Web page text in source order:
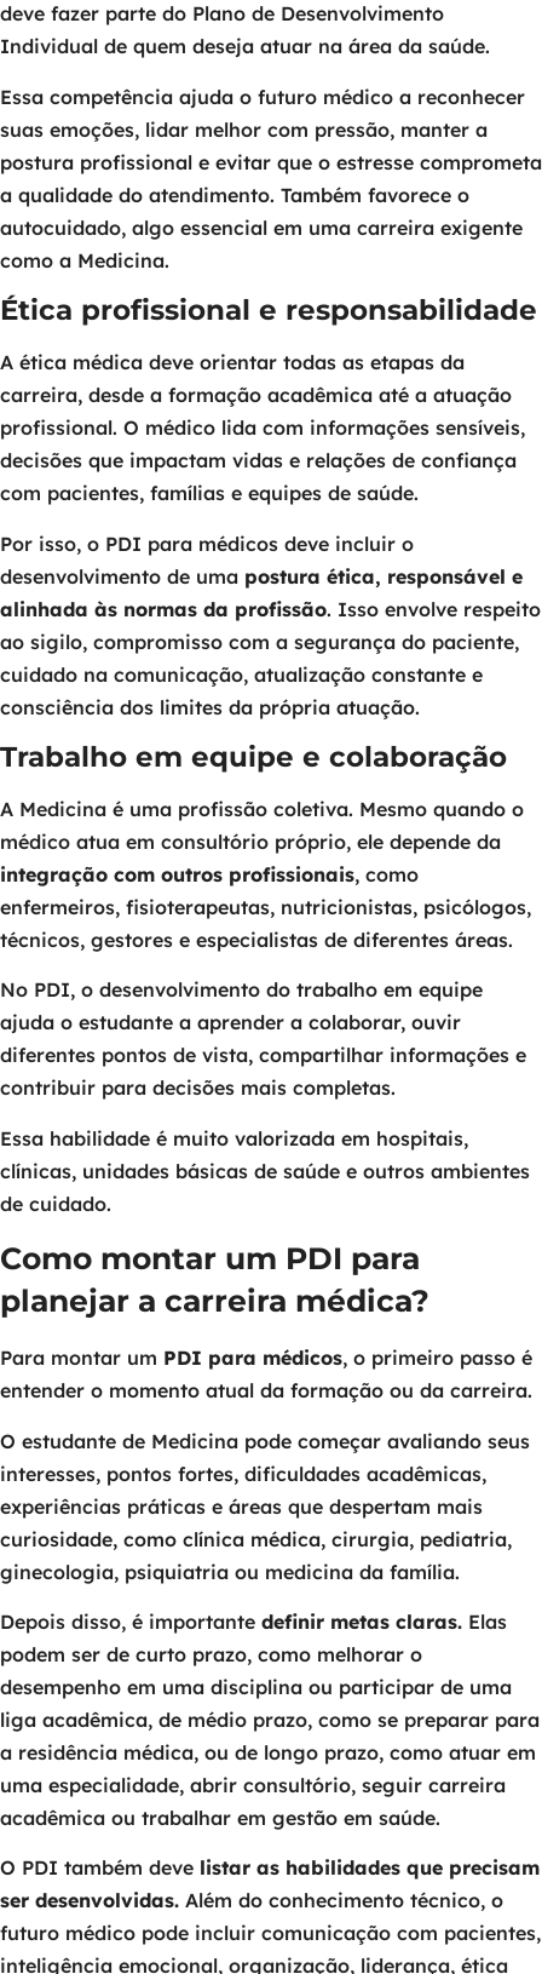
deve fazer parte do Plano de Desenvolvimento
Individual de quem deseja atuar na área da saúde.
Essa competência ajuda o futuro médico a reconhecer
suas emoções, lidar melhor com pressão, manter a
postura profissional e evitar que o estresse comprometa
a qualidade do atendimento. Também favorece o
autocuidado, algo essencial em uma carreira exigente
como a Medicina.
Ética profissional e responsabilidade
A ética médica deve orientar todas as etapas da
carreira, desde a formação acadêmica até a atuação
profissional. O médico lida com informações sensíveis,
decisões que impactam vidas e relações de confiança
com pacientes, famílias e equipes de saúde.
Por isso, o PDI para médicos deve incluir o
desenvolvimento de uma postura ética, responsável e
alinhada às normas da profissão. Isso envolve respeito
ao sigilo, compromisso com a segurança do paciente,
cuidado na comunicação, atualização constante e
consciência dos limites da própria atuação.
Trabalho em equipe e colaboração
A Medicina é uma profissão coletiva. Mesmo quando o
médico atua em consultório próprio, ele depende da
integração com outros profissionais, como
enfermeiros, fisioterapeutas, nutricionistas, psicólogos,
técnicos, gestores e especialistas de diferentes áreas.
No PDI, o desenvolvimento do trabalho em equipe
ajuda o estudante a aprender a colaborar, ouvir
diferentes pontos de vista, compartilhar informações e
contribuir para decisões mais completas.
Essa habilidade é muito valorizada em hospitais,
clínicas, unidades básicas de saúde e outros ambientes
de cuidado.
Como montar um PDI para
planejar a carreira médica?
Para montar um PDI para médicos, o primeiro passo é
entender o momento atual da formação ou da carreira.
O estudante de Medicina pode começar avaliando seus
interesses, pontos fortes, dificuldades acadêmicas,
experiências práticas e áreas que despertam mais
curiosidade, como clínica médica, cirurgia, pediatria,
ginecologia, psiquiatria ou medicina da família.
Depois disso, é importante definir metas claras. Elas
podem ser de curto prazo, como melhorar o
desempenho em uma disciplina ou participar de uma
liga acadêmica, de médio prazo, como se preparar para
a residência médica, ou de longo prazo, como atuar em
uma especialidade, abrir consultório, seguir carreira
acadêmica ou trabalhar em gestão em saúde.
O PDI também deve listar as habilidades que precisam
ser desenvolvidas. Além do conhecimento técnico, o
futuro médico pode incluir comunicação com pacientes,
inteligência emocional, organização, liderança, ética